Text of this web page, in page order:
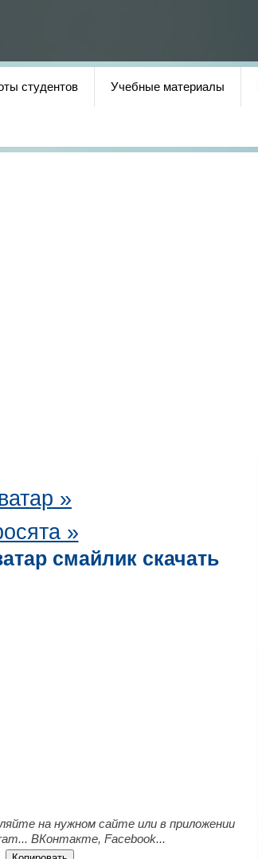
студентов Учебные материалы
»
»
смайлик скачать
на нужном сайте или в приложении
ВКонтакте, Facebook...